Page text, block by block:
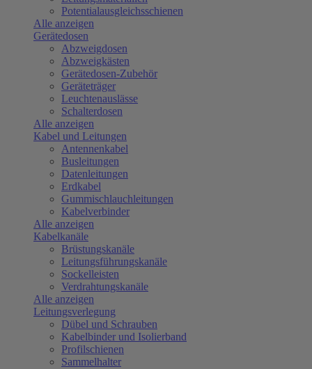
Potentialausgleichsschienen
Alle anzeigen
Gerätedosen
Abzweigdosen
Abzweigkästen
Gerätedosen-Zubehör
Geräteträger
Leuchtenauslässe
Schalterdosen
Alle anzeigen
Kabel und Leitungen
Antennenkabel
Busleitungen
Datenleitungen
Erdkabel
Gummischlauchleitungen
Kabelverbinder
Alle anzeigen
Kabelkanäle
Brüstungskanäle
Leitungsführungskanäle
Sockelleisten
Verdrahtungskanäle
Alle anzeigen
Leitungsverlegung
Dübel und Schrauben
Kabelbinder und Isolierband
Profilschienen
Sammelhalter